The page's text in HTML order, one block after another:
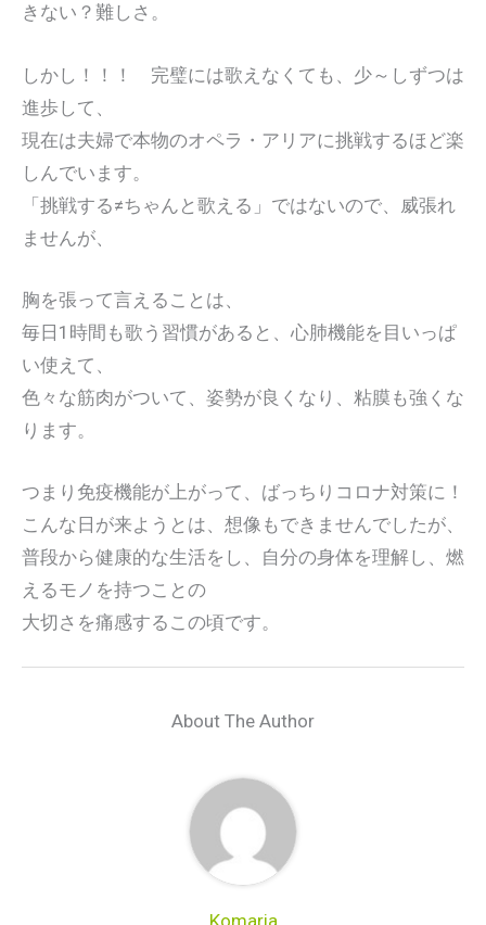
きない？難しさ。
しかし！！！ 完璧には歌えなくても、少～しずつは
進歩して、
現在は夫婦で本物のオペラ・アリアに挑戦するほど楽
しんでいます。
「挑戦する≠ちゃんと歌える」ではないので、威張れ
ませんが、
胸を張って言えることは、
毎日1時間も歌う習慣があると、心肺機能を目いっぱ
い使えて、
色々な筋肉がついて、姿勢が良くなり、粘膜も強くな
ります。
つまり免疫機能が上がって、ばっちりコロナ対策に！
こんな日が来ようとは、想像もできませんでしたが、
普段から健康的な生活をし、自分の身体を理解し、燃
えるモノを持つことの
大切さを痛感するこの頃です。
About The Author
Komaria